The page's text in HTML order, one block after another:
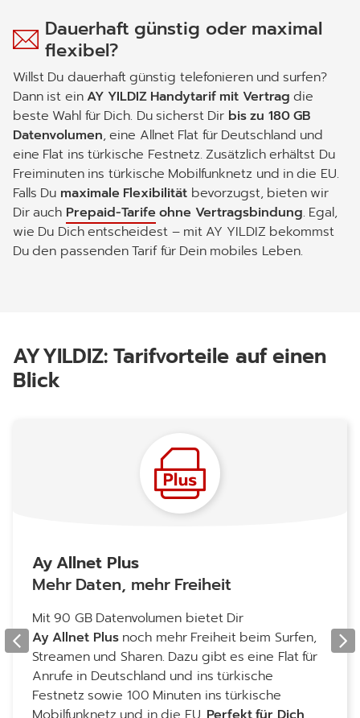
Dauerhaft günstig oder maximal
flexibel?
Willst Du dauerhaft günstig telefonieren und surfen?
Dann ist einAY YILDIZ Handytarif mit Vertrag die
beste Wahl für Dich. Du sicherst Dir bis zu 180 GB
Datenvolumen, eine Allnet Flat für Deutschland und
eine Flat ins türkische Festnetz. Zusätzlich erhältst Du
Freiminuten ins türkische Mobilfunknetz und in die EU.
Falls Du maximale Flexibilität bevorzugst, bieten wir
Dir auch Prepaid-Tarife ohne Vertragsbindung. Egal,
wie Du Dich entscheidest – mit AY YILDIZ bekommst
Du den passenden Tarif für Dein mobiles Leben.
AY YILDIZ: Tarifvorteile auf einen
Blick
Ay Allnet Plus
Mehr Daten, mehr Freiheit
Mit 90 GB Datenvolumen bietet Dir
Ay Allnet Plusnoch mehr Freiheit beim Surfen,
Streamen und Sharen. Dazu gibt es eine Flat für
Anrufe in Deutschland und ins türkische
Festnetz sowie 100 Minuten ins türkische